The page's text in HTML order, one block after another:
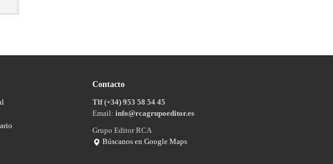
Contacto
Tlf (+34) 953 58 54 45
Email: info@rcagrupoeditor.es
Grupo Editor RCA
Búscanos en Google Maps